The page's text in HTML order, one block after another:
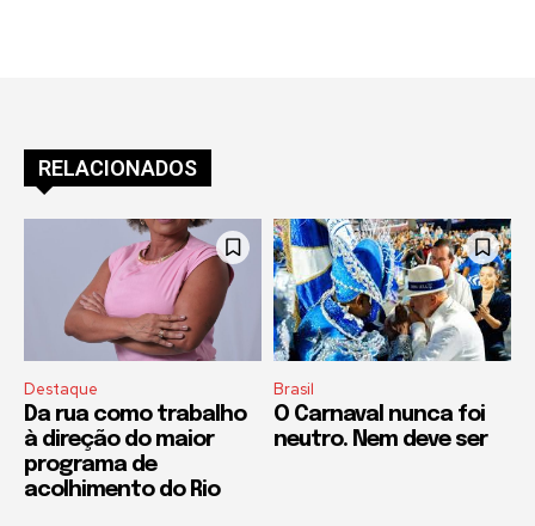
RELACIONADOS
Destaque
Da rua como trabalho
à direção do maior
programa de
acolhimento do Rio
Brasil
O Carnaval nunca foi
neutro. Nem deve ser